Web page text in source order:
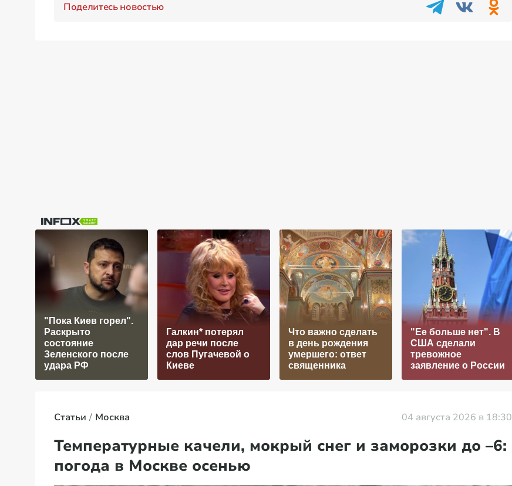
Поделитесь новостью
"Пока Киев горел".
Раскрыто
состояние
Зеленского после
удара РФ
Галкин* потерял
дар речи после
слов Пугачевой о
Киеве
Что важно сделать
в день рождения
умершего: ответ
священника
"Ее больше нет". В
США сделали
тревожное
заявление о России
Статьи Москва 04 августа 2026 в 18:30
Температурные качели, мокрый снег и заморозки до –6:
погода в Москве осенью